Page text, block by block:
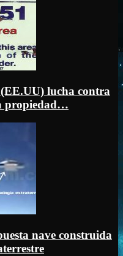
lucha contra
propiedad…
nave construida